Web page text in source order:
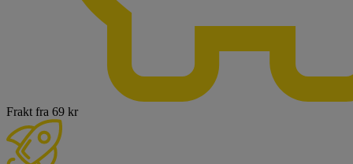
Frakt fra 69 kr